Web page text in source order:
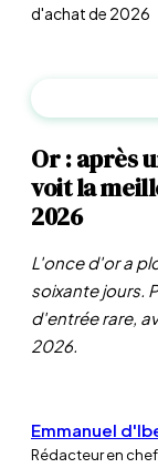
d'achat de 2026
Or : après
voit la
2026
L'once d'or a
soixante jours.
d'entrée rare,
2026.
Emmanuel
Rédacteur en